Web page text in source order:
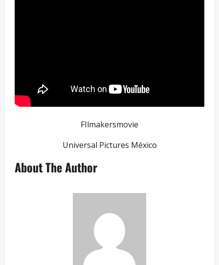
FIlmakersmovie
Universal Pictures México
About The Author